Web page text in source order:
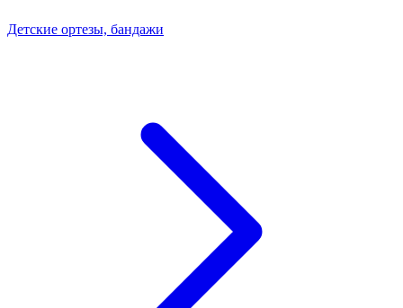
Детские ортезы, бандажи